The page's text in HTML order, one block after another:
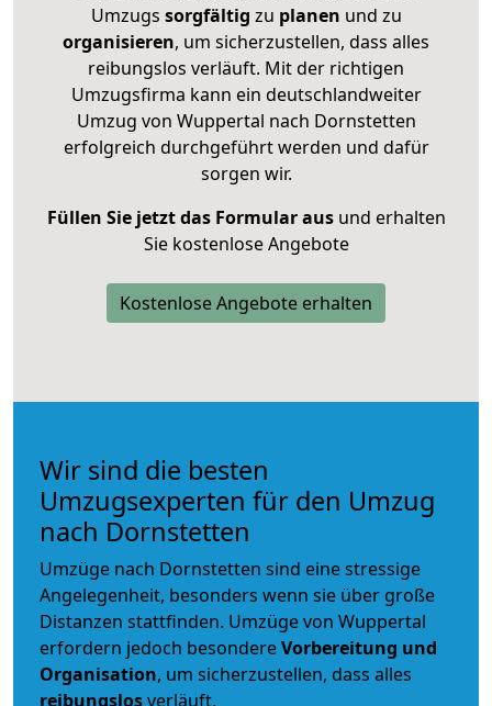
Umzugs sorgfältig zu planen und zu
organisieren, um sicherzustellen, dass alles
reibungslos verläuft. Mit der richtigen
Umzugsfirma kann ein deutschlandweiter
Umzug von Wuppertal nach Dornstetten
erfolgreich durchgeführt werden und dafür
sorgen wir.
Füllen Sie jetzt das Formular ausund erhalten
Sie kostenlose Angebote
Kostenlose Angebote erhalten
Wir sind die besten
Umzugsexperten für den Umzug
nach Dornstetten
Umzüge nach Dornstetten sind eine stressige
Angelegenheit, besonders wenn sie über große
Distanzen stattfinden. Umzüge von Wuppertal
erfordern jedoch besondereVorbereitung und
Organisation, um sicherzustellen, dass alles
reibungslosverläuft.